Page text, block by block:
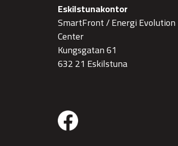
Eskilstunakontor
SmartFront / Energi Evolution
Center
Kungsgatan 61
632 21 Eskilstuna